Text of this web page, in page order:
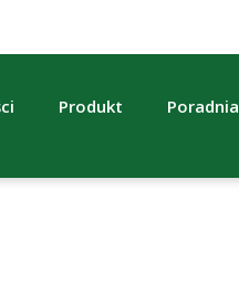
Produkt Poradnia